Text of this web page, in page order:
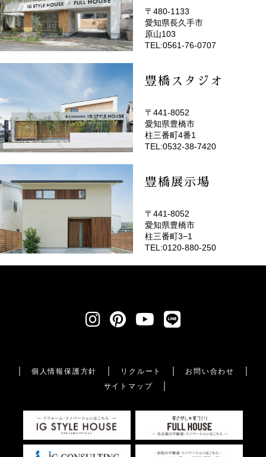
(EMOTOP名古屋)
〒480-1133
愛知県長久手市
原山103
TEL:0561-76-0707
豊橋スタジオ
(EMOTOP豊橋)
〒441-8052
愛知県豊橋市
柱三番町4番1
TEL:0532-38-7420
豊橋展示場
〒441-8052
愛知県豊橋市
柱三番町3−1
TEL:0120-880-250
個人情報保護方針 リクルート
お問い合わせ
サイトマップ